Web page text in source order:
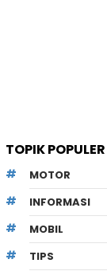
TOPIK POPULER
MOTOR
INFORMASI
MOBIL
TIPS